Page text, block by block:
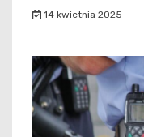
14 kwietnia 2025